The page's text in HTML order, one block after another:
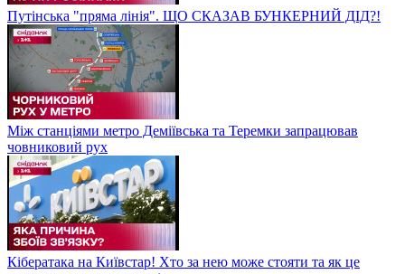
Путінська "пряма лінія". ЩО СКАЗАВ БУНКЕРНИЙ ДІД?!
Між станціями метро Деміївська та Теремки запрацював
човниковий рух
Кібератака на Київстар! Хто за нею може стояти та як це